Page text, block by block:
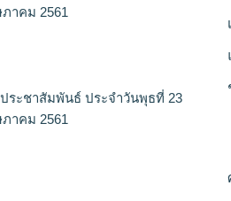
าคม 2561
ระชาสัมพันธ์ ประจำวันพุธที่ 23
าคม 2561